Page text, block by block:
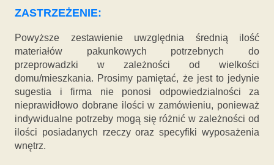
ZASTRZEŻENIE:
Powyższe zestawienie uwzględnia średnią ilość
materiałów pakunkowych potrzebnych do
przeprowadzki w zależności od wielkości
domu/mieszkania. Prosimy pamiętać, że jest to jedynie
sugestia i firma nie ponosi odpowiedzialności za
nieprawidłowo dobrane ilości w zamówieniu, ponieważ
indywidualne potrzeby mogą się różnić w zależności od
ilości posiadanych rzeczy oraz specyfiki wyposażenia
wnętrz.